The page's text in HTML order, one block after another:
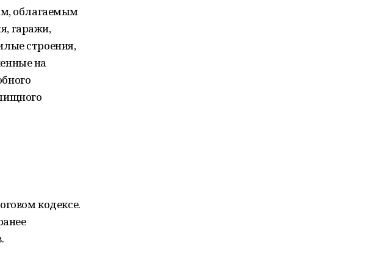
облагаемым
гаражи,
строения,
на
кодексе.